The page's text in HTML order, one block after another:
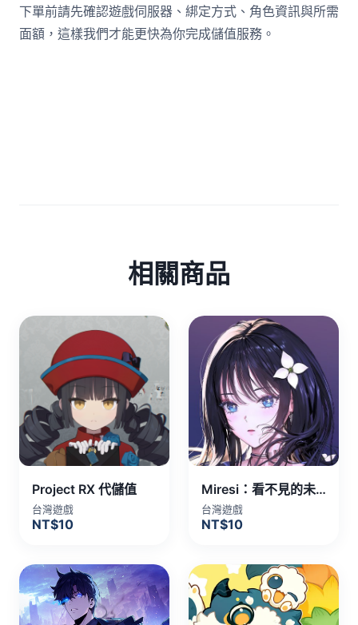
下單前請先確認遊戲伺服器、綁定方式、角色資訊與所需
面額，這樣我們才能更快為你完成儲值服務。
相關商品
Project RX 代儲值
台灣遊戲
NT$10
Miresi：看不見的未來 代儲值
台灣遊戲
NT$10